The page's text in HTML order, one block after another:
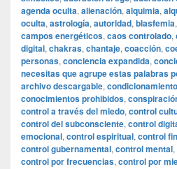
agenda oculta, alienación, alquimia,
oculta, astrología, autoridad, blasfemia,
campos energéticos, caos controlado,
digital, chakras, chantaje, coacción,
personas, conciencia expandida,
necesitas que agrupe estas palabras
archivo descargable, condicionamiento
conocimientos prohibidos,
control a través del miedo, control
control del subconsciente, control
emocional, control espiritual, control
control gubernamental, control mental,
control por frecuencias, control por